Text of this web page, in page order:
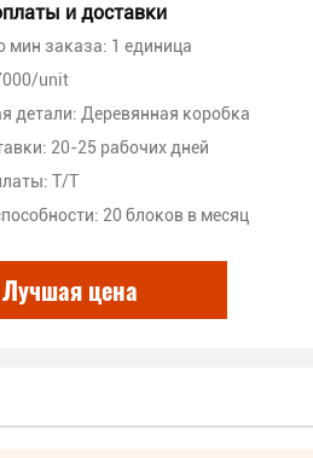
и доставки
мин заказа: 1 единица
unit
детали: Деревянная коробка
20-25 рабочих дней
T/T
20 блоков в месяц
Лучшая цена